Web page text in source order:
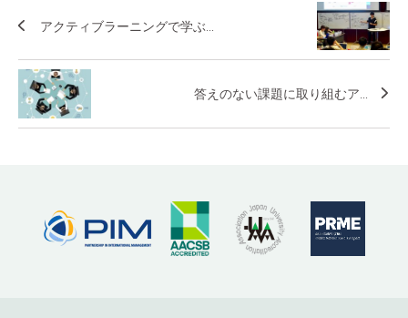
アクティブラーニングで学ぶ...
答えのない課題に取り組むア...